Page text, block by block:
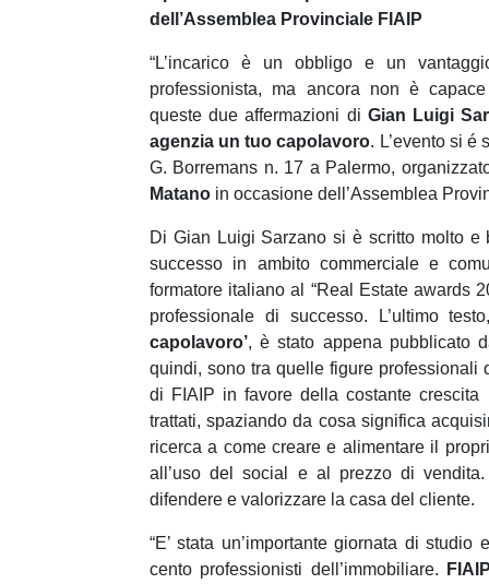
dell’Assemblea Provinciale FIAIP
“L’incarico è un obbligo e un
professionista, ma ancora non è
queste due affermazioni di Gian Luigi
agenzia un tuo capolavoro. L’evento si é
G. Borremans n. 17 a Palermo,
Matano in occasione dell’Assemblea
Di Gian Luigi Sarzano si è scritto molto
successo in ambito commerciale e
formatore italiano al “Real Estate awards
professionale di successo. L’ultimo
capolavoro’, è stato appena pubblicato
quindi, sono tra quelle figure professionali
di FIAIP in favore della costante
trattati, spaziando da cosa significa
ricerca a come creare e alimentare il
all’uso del social e al prezzo di
difendere e valorizzare la casa del cliente.
“E’ stata un’importante giornata di
cento professionisti dell’immobiliare.